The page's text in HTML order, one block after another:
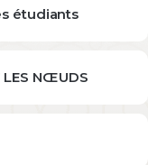
étudiants
LES NŒUDS